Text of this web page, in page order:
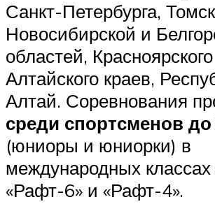
Санкт-Петербурга,
Новосибирской и
областей,
Алтайского краев,
Алтай. Соревнования
среди спортсменов до
(юниоры и юниорки) в
международных классах
«Рафт-6» и «Рафт-4».